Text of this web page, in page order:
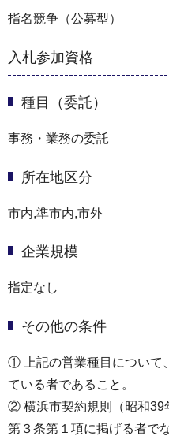
指名競争（公募型）
入札参加資格
種目（委託）
事務・業務の委託
所在地区分
市内,準市内,市外
企業規模
指定なし
その他の条件
① 上記の営業種目について
ている者であること。
② 横浜市契約規則（昭和39
第３条第１項に掲げる者で